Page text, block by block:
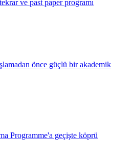
ve past paper programı
önce güçlü bir akademik
Programme'a geçişte köprü